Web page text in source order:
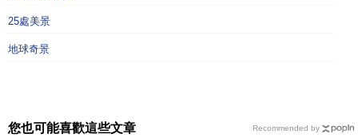
25處美景
地球奇景
您也可能喜歡這些文章 Recommended by